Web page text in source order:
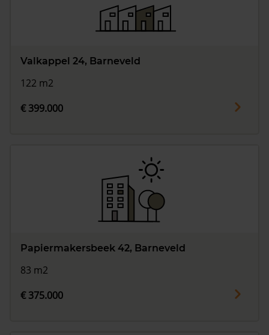
Valkappel 24, Barneveld
122 m2
€ 399.000
Papiermakersbeek 42, Barneveld
83 m2
€ 375.000